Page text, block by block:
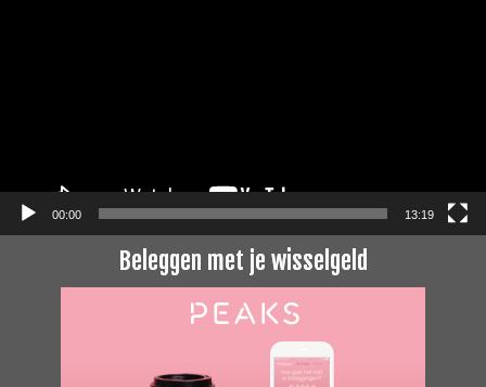
00:00 13:19
Beleggen met je wisselgeld